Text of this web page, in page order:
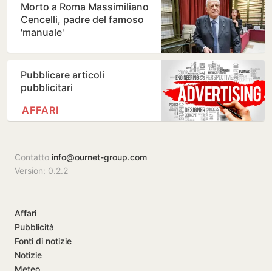
Morto a Roma Massimiliano
Cencelli, padre del famoso
'manuale'
Pubblicare articoli
pubblicitari
AFFARI
Contatto info@ournet-group.com
Version: 0.2.2
Affari
Pubblicità
Fonti di notizie
Notizie